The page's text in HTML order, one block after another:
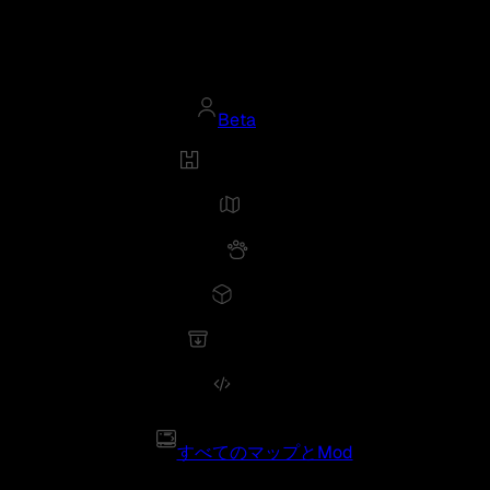
Beta
すべてのマップとMod